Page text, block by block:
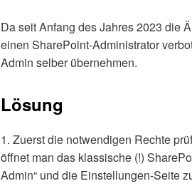
Da seit Anfang des Jahres 2023 die
einen SharePoint-Administrator
Admin selber übernehmen.
Lösung
1. Zuerst die notwendigen Rechte
öffnet man das klassische (!)
Admin“ und die Einstellungen-Seite